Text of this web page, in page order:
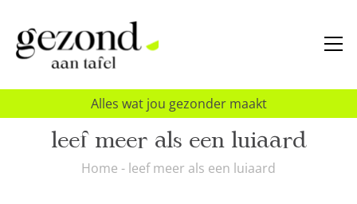
Alles wat jou gezonder maakt
leef meer als een luiaard
Home - leef meer als een luiaard